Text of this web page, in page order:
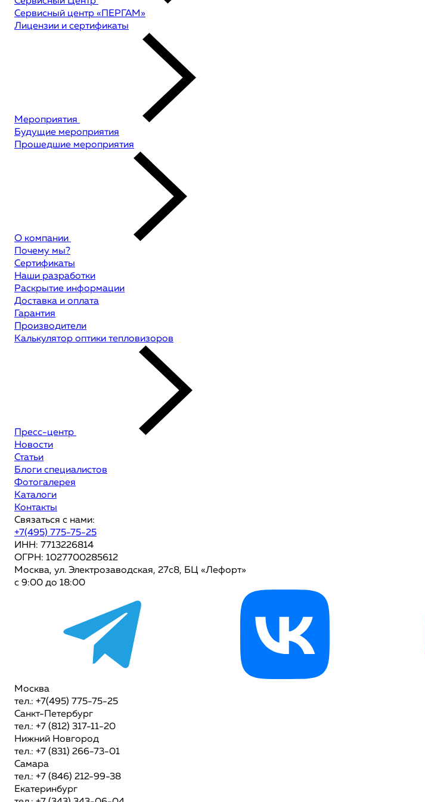
Сервисный центр «ПЕРГАМ»
Лицензии и сертификаты
Мероприятия
Будущие мероприятия
Прошедшие мероприятия
О компании
Почему мы?
Сертификаты
Наши разработки
Раскрытие информации
Доставка и оплата
Гарантия
Производители
Калькулятор оптики тепловизоров
Пресс-центр
Новости
Статьи
Блоги специалистов
Фотогалерея
Каталоги
Контакты
Связаться с нами:
+7(495) 775-75-25
ИНН: 7713226814
ОГРН: 1027700285612
Москва, ул. Электрозаводская, 27с8, БЦ «Лефорт»
с 9:00 до 18:00
Москва
тел.: +7(495) 775-75-25
Санкт-Петербург
тел.: +7 (812) 317-11-20
Нижний Новгород
тел.: +7 (831) 266-73-01
Самара
тел.: +7 (846) 212-99-38
Екатеринбург